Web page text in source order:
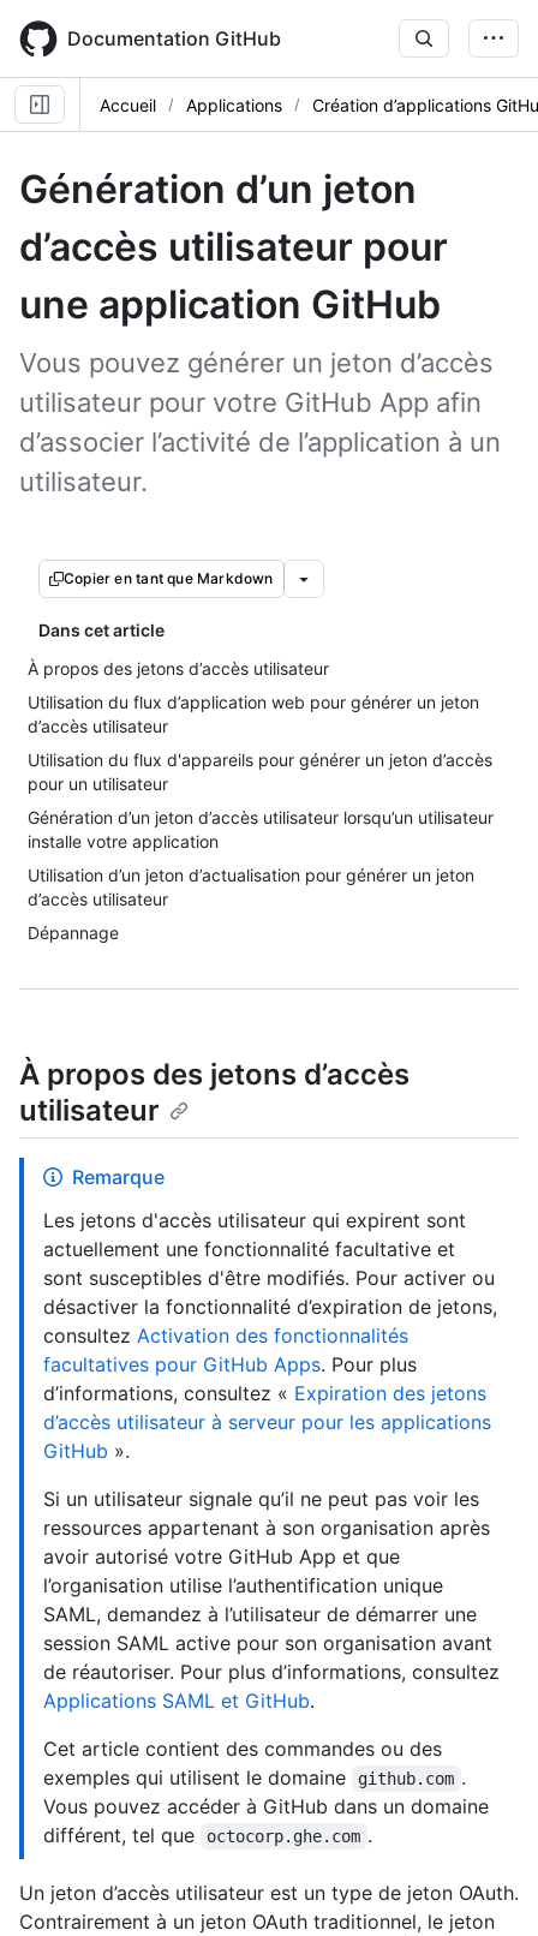
main
content
Documentation GitHub
Accueil Applications Création d’applications
Génération d’un jeton
d’accès utilisateur pour
une application GitHub
Vous pouvez générer un jeton d’accès
utilisateur pour votre GitHub App afin
d’associer l’activité de l’application à un
utilisateur.
Copier en tant que Markdown
Dans cet article
À propos des jetons d’accès utilisateur
Utilisation du flux d’application web pour générer un jeton
d’accès utilisateur
Utilisation du flux d'appareils pour générer un jeton d’accès
pour un utilisateur
Génération d’un jeton d’accès utilisateur lorsqu’un utilisateur
installe votre application
Utilisation d’un jeton d’actualisation pour générer un jeton
d’accès utilisateur
Dépannage
À propos des jetons d’accès
utilisateur
Remarque
Les jetons d'accès utilisateur qui expirent sont
actuellement une fonctionnalité facultative et
sont susceptibles d'être modifiés. Pour activer ou
désactiver la fonctionnalité d’expiration de jetons,
consultez Activation des fonctionnalités
facultatives pour GitHub Apps. Pour plus
d’informations, consultez « Expiration des jetons
d’accès utilisateur à serveur pour les applications
GitHub ».
Si un utilisateur signale qu’il ne peut pas voir les
ressources appartenant à son organisation après
avoir autorisé votre GitHub App et que
l’organisation utilise l’authentification unique
SAML, demandez à l’utilisateur de démarrer une
session SAML active pour son organisation avant
de réautoriser. Pour plus d’informations, consultez
Applications SAML et GitHub.
Cet article contient des commandes ou des
exemples qui utilisent le domaine
github.com .
Vous pouvez accéder à GitHub dans un domaine
différent, tel que
octocorp.ghe.com .
Un jeton d’accès utilisateur est un type de jeton OAuth.
Contrairement à un jeton OAuth traditionnel, le jeton